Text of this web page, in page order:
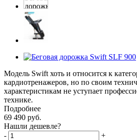
Модель Swift хоть и относится к
кардиотренажеров, но по своим
характеристикам не уступает
технике.
Подробнее
69 490 руб.
Нашли дешевле?
-
+